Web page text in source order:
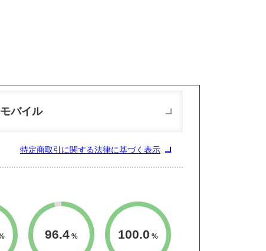
バイル
特定商取引に関する法律に基づく表示
96.4 % 100.0 %